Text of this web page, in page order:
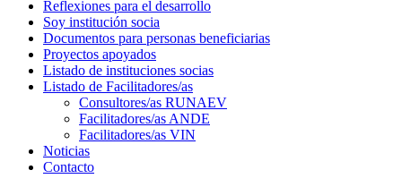
Reflexiones para el desarrollo
Soy institución socia
Documentos para personas beneficiarias
Proyectos apoyados
Listado de instituciones socias
Listado de Facilitadores/as
Consultores/as RUNAEV
Facilitadores/as ANDE
Facilitadores/as VIN
Noticias
Contacto